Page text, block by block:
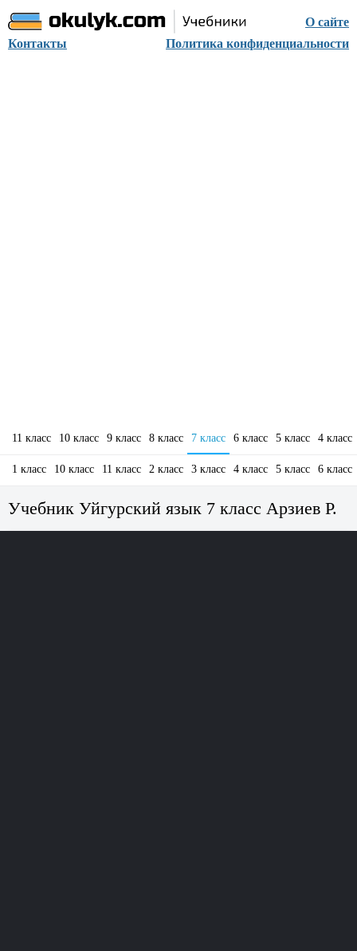
О сайте
Контакты
Политика конфиденциальности
11 класс 10 класс 9 класс 8 класс 7 класс 6 класс 5 класс 4 класс
1 класс 10 класс 11 класс 2 класс 3 класс 4 класс 5 класс 6 класс
Учебник Уйгурский язык 7 класс Арзиев Р.